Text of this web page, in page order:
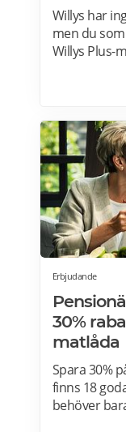
Willys har
men du
Willys Plus-
ingenting
Plus får du
Willys
Erbjudande
30%
matlåda
Spara 30%
finns 18
behöver
från Factor